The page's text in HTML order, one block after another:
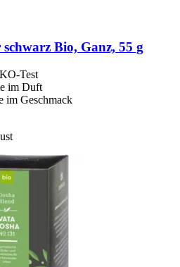
schwarz Bio, Ganz, 55 g
Test
im Duft
im Geschmack